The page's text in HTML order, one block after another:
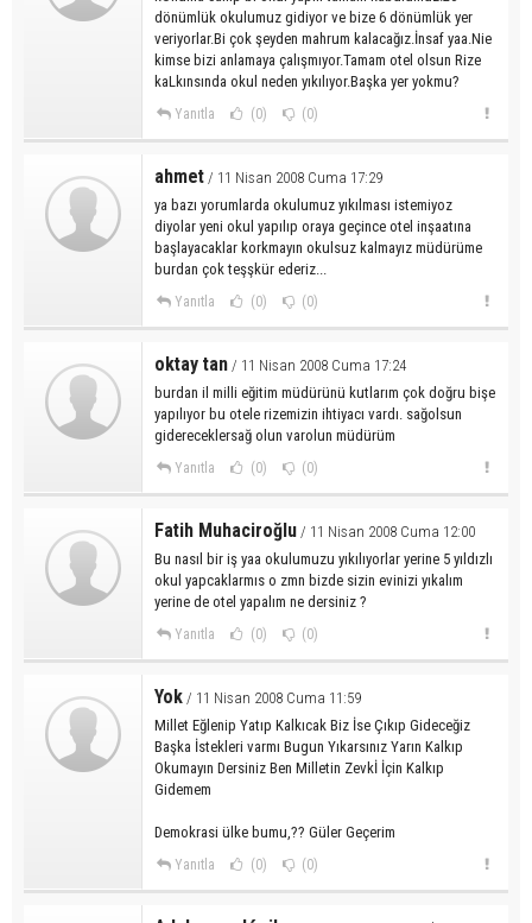
dönümlük okulumuz gidiyor ve bize 6 dönümlük yer
veriyorlar.Bi çok şeyden mahrum kalacağız.İnsaf yaa.Nie
kimse bizi anlamaya çalışmıyor.Tamam otel olsun Rize
kaLkınsında okul neden yıkılıyor.Başka yer yokmu?
Yanıtla (0) (0)
ahmet / 11 Nisan 2008 Cuma 17:29
ya bazı yorumlarda okulumuz yıkılması istemiyoz
diyolar yeni okul yapılıp oraya geçince otel inşaatına
başlayacaklar korkmayın okulsuz kalmayız müdürüme
burdan çok teşşkür ederiz...
Yanıtla (0) (0)
oktay tan / 11 Nisan 2008 Cuma 17:24
burdan il milli eğitim müdürünü kutlarım çok doğru bişe
yapılıyor bu otele rizemizin ihtiyacı vardı. sağolsun
gidereceklersağ olun varolun müdürüm
Yanıtla (0) (0)
Fatih Muhaciroğlu / 11 Nisan 2008 Cuma 12:00
Bu nasıl bir iş yaa okulumuzu yıkılıyorlar yerine 5 yıldızlı
okul yapcaklarmıs o zmn bizde sizin evinizi yıkalım
yerine de otel yapalım ne dersiniz ?
Yanıtla (0) (0)
Yok / 11 Nisan 2008 Cuma 11:59
Millet Eğlenip Yatıp Kalkıcak Biz İse Çıkıp Gideceğiz
Başka İstekleri varmı Bugun Yıkarsınız Yarın Kalkıp
Okumayın Dersiniz Ben Milletin Zevkİ İçin Kalkıp
Gidemem
Demokrasi ülke bumu,?? Güler Geçerim
Yanıtla (0) (0)